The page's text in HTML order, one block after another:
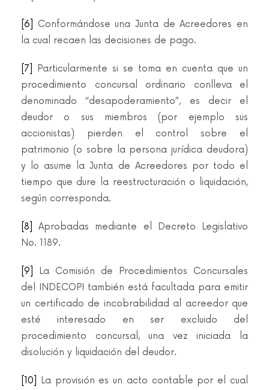
[6]
Conformándose una Junta de Acreedores en
la cual recaen las decisiones de pago.
[7]
Particularmente si se toma en cuenta que un
procedimiento concursal ordinario conlleva el
denominado “desapoderamiento”, es decir el
deudor o sus miembros (por ejemplo sus
accionistas) pierden el control sobre el
patrimonio (o sobre la persona jurídica deudora)
y lo asume la Junta de Acreedores por todo el
tiempo que dure la reestructuración o liquidación,
según corresponda.
[8]
Aprobadas mediante el Decreto Legislativo
No. 1189.
[9]
La Comisión de Procedimientos Concursales
del INDECOPI también está facultada para emitir
un certificado de incobrabilidad al acreedor que
esté interesado en ser excluido del
procedimiento concursal, una vez iniciada la
disolución y liquidación del deudor.
[10]
La provisión es un acto contable por el cual